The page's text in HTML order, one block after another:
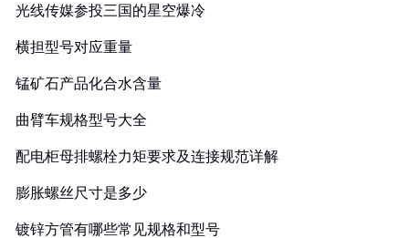
光线传媒参投三国的星空爆冷
横担型号对应重量
锰矿石产品化合水含量
曲臂车规格型号大全
配电柜母排螺栓力矩要求及连接规范详解
膨胀螺丝尺寸是多少
镀锌方管有哪些常见规格和型号